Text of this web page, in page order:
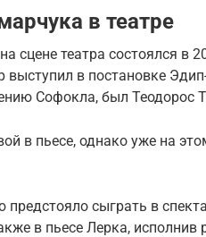
в театре
театра состоялся в
выступил в постановке
Софокла, был Теодорос
в пьесе, однако уже на
сыграть в
в пьесе Лерка,